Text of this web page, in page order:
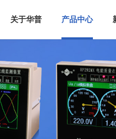
关于华普 产品中心